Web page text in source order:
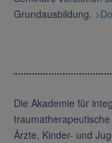
Grundausbildung.
Die Akademie für
Ärzte, Kinder- und